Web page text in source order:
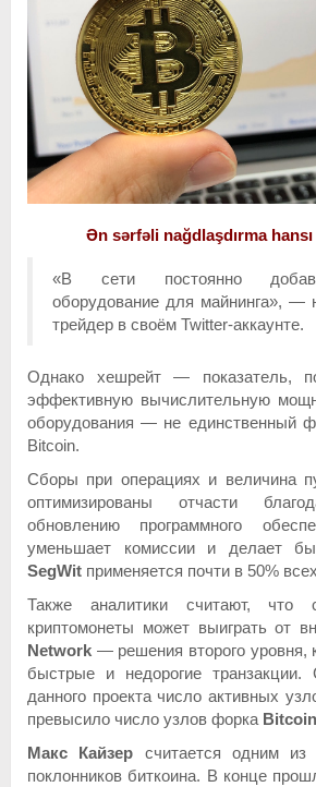
Ən sərfəli nağdlaşdırma
«В сети постоянно
оборудование для майнинга», —
трейдер в своём Twitter-аккаунте.
Однако хешрейт — показатель,
эффективную вычислительную
оборудования — не единственный
Bitcoin.
Сборы при операциях и величина
оптимизированы отчасти
обновлению программного
уменьшает комиссии и делает
SegWit применяется почти в 50%
Также аналитики считают, что
криптомонеты может выиграть от
Network — решения второго уровня,
быстрые и недорогие
данного проекта число активных
превысило число узлов форка
Макс Кайзер считается одним
поклонников биткоина. В конце